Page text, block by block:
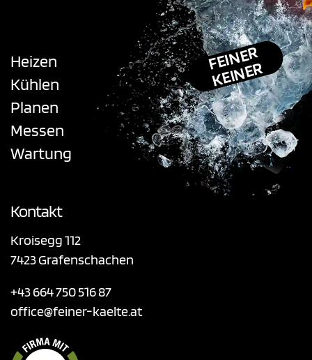
FEINER
KEINER
Heizen
Kühlen
Planen
Messen
Wartung
Kontakt
Kroisegg 112
7423 Grafenschachen
+43 664 750 516 87
office@feiner-kaelte.at